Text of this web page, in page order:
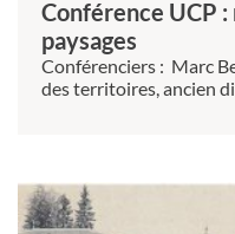
Conférence UCP
paysages
Conférenciers : Marc
des territoires, ancien